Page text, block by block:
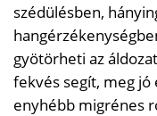
szédülésben,
gyötörheti az
fekvés segít, meg
enyhébb migrénes